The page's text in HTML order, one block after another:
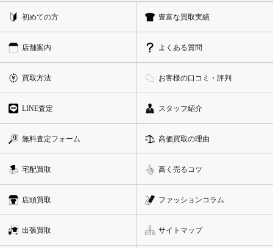
初めての方 豊富な買取実績
店舗案内 よくある質問
買取方法 お客様の口コミ・評判
LINE査定 スタッフ紹介
無料査定フォーム 高価買取の理由
宅配買取 高く売るコツ
店頭買取 ファッションコラム
出張買取 サイトマップ